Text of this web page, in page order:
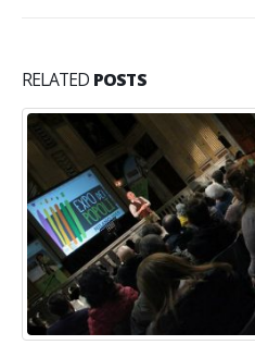
RELATED POSTS